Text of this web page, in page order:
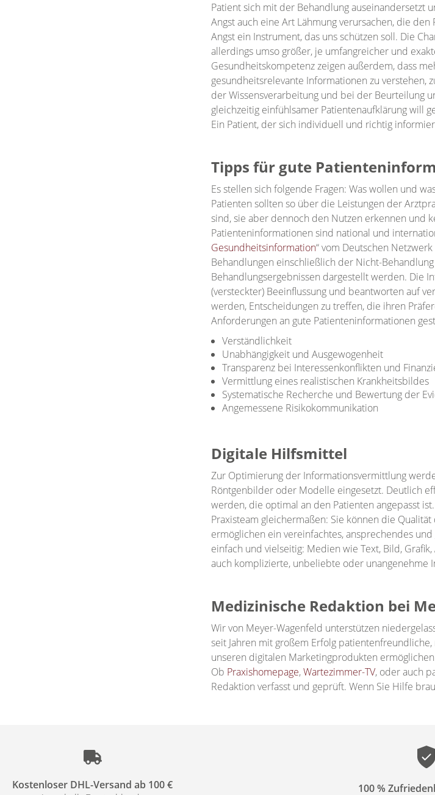
Patient sich mit der Behandlung auseinandersetzt
Angst auch eine Art Lähmung verursachen, die
Angst ein Instrument, das uns schützen soll. Die
allerdings umso größer, je umfangreicher und
Gesundheitskompetenz zeigen außerdem, dass
gesundheitsrelevante Informationen zu
der Wissensverarbeitung und bei der Beurteilung
gleichzeitig einfühlsamer Patientenaufklärung will
Ein Patient, der sich individuell und richtig
Tipps für gute
Es stellen sich folgende Fragen: Was wollen und
Patienten sollten so über die Leistungen der
sind, sie aber dennoch den Nutzen erkennen und
Patienteninformationen sind national und
Gesundheitsinformation“ vom Deutschen
Behandlungen einschließlich der Nicht-
Behandlungsergebnissen dargestellt werden. Die
(versteckter) Beeinflussung und beantworten auf
werden, Entscheidungen zu treffen, die ihren
Anforderungen an gute Patienteninformationen
Verständlichkeit
Unabhängigkeit und Ausgewogenheit
Transparenz bei Interessenkonflikten und
Vermittlung eines realistischen Krankheitsbildes
Systematische Recherche und Bewertung der
Angemessene Risikokommunikation
Digitale Hilfsmittel
Zur Optimierung der Informationsvermittlung
Röntgenbilder oder Modelle eingesetzt. Deutlich
werden, die optimal an den Patienten angepasst
Praxisteam gleichermaßen: Sie können die
ermöglichen ein vereinfachtes, ansprechendes
einfach und vielseitig: Medien wie Text, Bild,
auch komplizierte, unbeliebte oder
Medizinische Redaktion bei
Wir von Meyer-Wagenfeld unterstützen
seit Jahren mit großem Erfolg
unseren digitalen Marketingprodukten
Ob Praxishomepage,Wartezimmer-TV, oder auch
Redaktion verfasst und geprüft. Wenn Sie Hilfe
Kostenloser DHL-Versand ab 100 €
100 %